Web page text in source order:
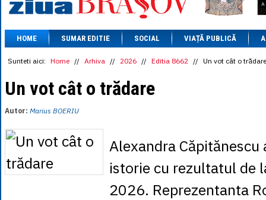
1 AUD= 2.7957
1 BGN= 2.5449
1 CAD= 3.1559
1 CHF= 5.2813
1 CNY= 0.6015
1 MDL = 0.2538
1 NOK= 0.4191
1 PLN= 1.1646
HOME SUMAR EDITIE SOCIAL VIAȚĂ PUBLICĂ
Sunteti aici: Home // Arhiva // 2026 // Editia 8662 // Un vot cât o trădare
Un vot cât o trădare
Autor: Marius BOERIU
Alexandra
istorie cu rezultatul de
2026. Reprezentanta